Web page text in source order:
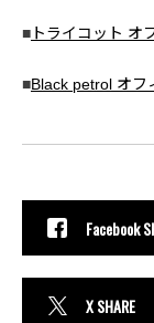
■ トライコット オ
■Black petrol オフ
Facebook
X SHARE